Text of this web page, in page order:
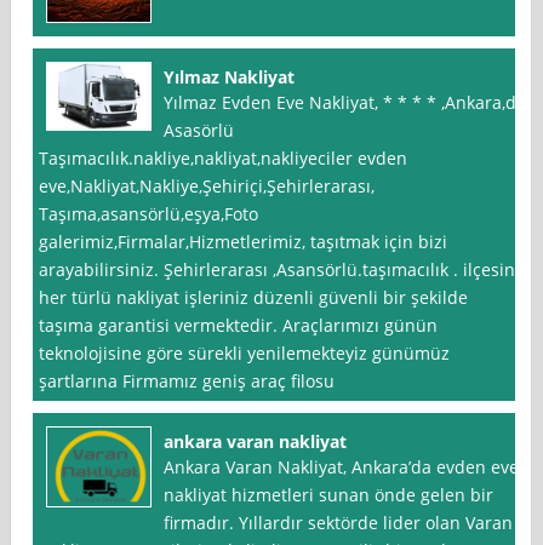
Yılmaz Nakliyat
Yılmaz Evden Eve Nakliyat, * * * * ,Ankara,da
Asasörlü
Taşımacılık.nakliye,nakliyat,nakliyeciler evden
eve,Nakliyat,Nakliye,Şehiriçi,Şehirlerarası,
Taşıma,asansörlü,eşya,Foto
galerimiz,Firmalar,Hizmetlerimiz, taşıtmak için bizi
arayabilirsiniz. Şehirlerarası ,Asansörlü.taşımacılık . ilçesine
her türlü nakliyat işleriniz düzenli güvenli bir şekilde
taşıma garantisi vermektedir. Araçlarımızı günün
teknolojisine göre sürekli yenilemekteyiz günümüz
şartlarına Firmamız geniş araç filosu
ankara varan nakliyat
Ankara Varan Nakliyat, Ankara’da evden eve
nakliyat hizmetleri sunan önde gelen bir
firmadır. Yıllardır sektörde lider olan Varan